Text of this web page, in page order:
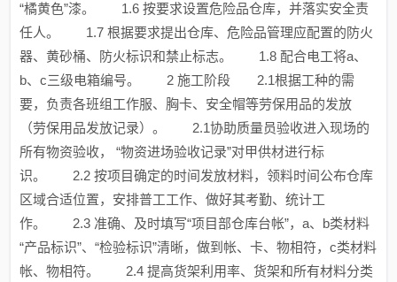
“橘黄色”漆。 1.6 按要求设置危险品仓库，并落实安全责
任人。 1.7 根据要求提出仓库、危险品管理应配置的防火
器、黄砂桶、防火标识和禁止标志。 1.8 配合电工将a、
b、c三级电箱编号。 2 施工阶段 2.1根据工种的需
要，负责各班组工作服、胸卡、安全帽等劳保用品的发放
（劳保用品发放记录）。 2.1协助质量员验收进入现场的
所有物资验收， “物资进场验收记录”对甲供材进行标
识。 2.2 按项目确定的时间发放材料，领料时间公布仓库
区域合适位置，安排普工工作、做好其考勤、统计工
作。 2.3 准确、及时填写“项目部仓库台帐”，a、b类材料
“产品标识”、“检验标识”清晰，做到帐、卡、物相符，c类材料
帐、物相符。 2.4 提高货架利用率、货架和所有材料分类